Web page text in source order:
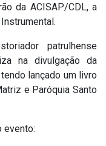
da ACISAP/CDL, a
patrulhense
na divulgação da
lançado um livro
e Paróquia Santo
evento: